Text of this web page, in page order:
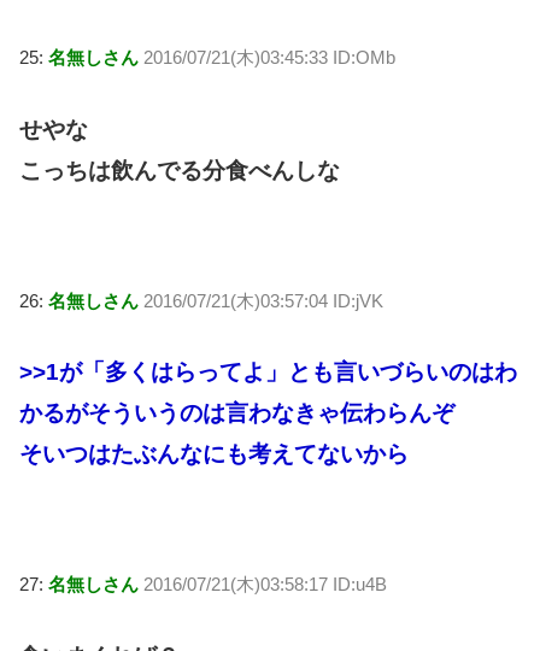
25: 名無しさん 2016/07/21(木)03:45:33 ID:OMb
せやな
こっちは飲んでる分食べんしな
26: 名無しさん 2016/07/21(木)03:57:04 ID:jVK
>>1が「多くはらってよ」とも言いづらいのはわ
かるがそういうのは言わなきゃ伝わらんぞ
そいつはたぶんなにも考えてないから
27: 名無しさん 2016/07/21(木)03:58:17 ID:u4B